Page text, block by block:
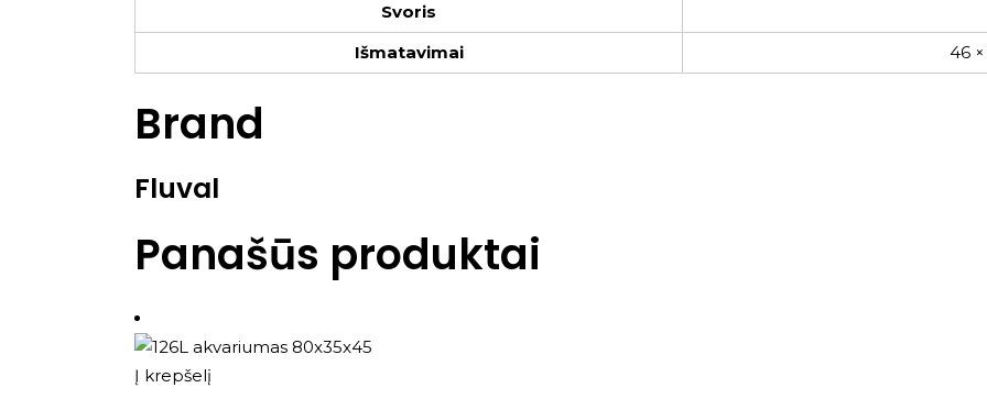
Svoris
Išmatavimai
46
Brand
Fluval
Panašūs produktai
Į krepšelį